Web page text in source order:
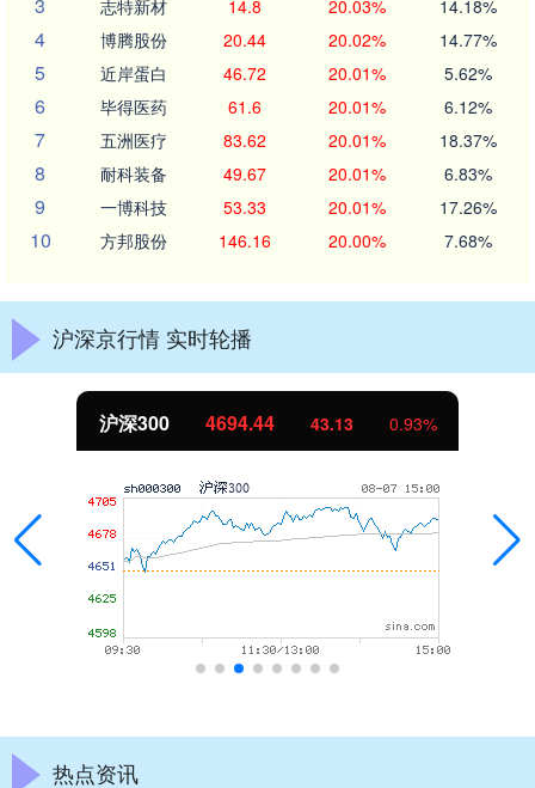
志特新材 14.8 20.03% 14.18%
4 博腾股份 20.44 20.02% 14.77%
5 近岸蛋白 46.72 20.01% 5.62%
6 毕得医药 61.6 20.01% 6.12%
7 五洲医疗 83.62 20.01% 18.37%
8 耐科装备 49.67 20.01% 6.83%
9 一博科技 53.33 20.01% 17.26%
10 方邦股份 146.16 20.00% 7.68%
沪深京行情 实时轮播
沪深300 4694.44 43.13 0.93%
热点资讯